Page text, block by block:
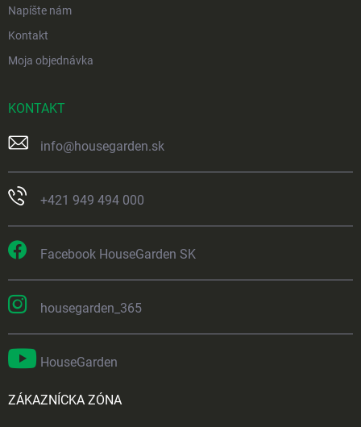
Napíšte nám
Kontakt
Moja objednávka
KONTAKT
info@housegarden.sk
+421 949 494 000
Facebook HouseGarden SK
housegarden_365
HouseGarden
ZÁKAZNÍCKA ZÓNA